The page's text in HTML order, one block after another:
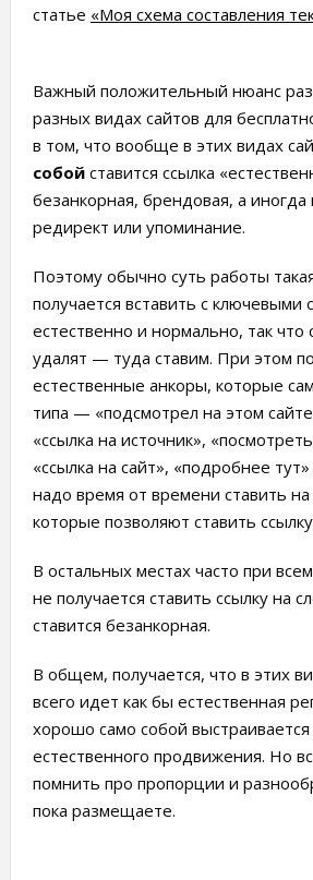
статье «Моя схема составления
Важный положительный нюанс
разных видах сайтов для
в том, что вообще в этих видах
собойставится ссылка
безанкорная, брендовая, а
редирект или упоминание.
Поэтому обычно суть работы
получается вставить с ключевыми
естественно и нормально, так что
удалят — туда ставим. При этом
естественные анкоры, которые
типа — «подсмотрел на этом
«ссылка на источник»,
«ссылка на сайт», «подробнее
надо время от времени ставить на
которые позволяют ставить
В остальных местах часто при
не получается ставить ссылку на
ставится безанкорная.
В общем, получается, что в этих
всего идет как бы естественная
хорошо само собой выстраивается
естественного продвижения. Но
помнить про пропорции и
пока размещаете.